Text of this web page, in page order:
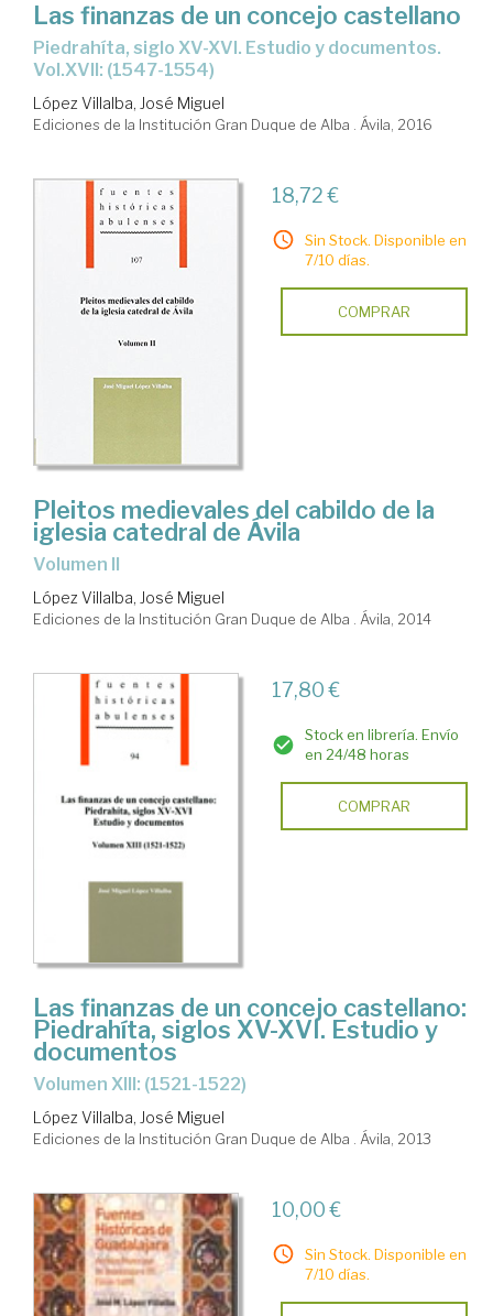
Las finanzas de un concejo castellano
Piedrahíta, siglo XV-XVI. Estudio y documentos.
Vol.XVII: (1547-1554)
López Villalba, José Miguel
Ediciones de la Institución Gran Duque de Alba . Ávila, 2016
18,72 €
Sin Stock. Disponible en
7/10 días.
COMPRAR
Pleitos medievales del cabildo de la
iglesia catedral de Ávila
Volumen II
López Villalba, José Miguel
Ediciones de la Institución Gran Duque de Alba . Ávila, 2014
17,80 €
Stock en librería. Envío
en 24/48 horas
COMPRAR
Las finanzas de un concejo castellano:
Piedrahíta, siglos XV-XVI. Estudio y
documentos
Volumen XIII: (1521-1522)
López Villalba, José Miguel
Ediciones de la Institución Gran Duque de Alba . Ávila, 2013
10,00 €
Sin Stock. Disponible en
7/10 días.